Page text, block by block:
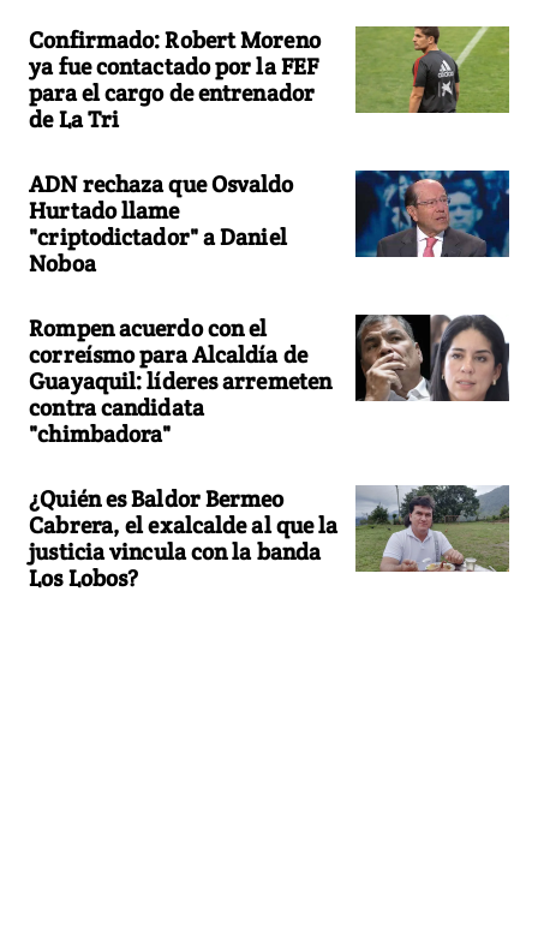
Confirmado: Robert Moreno
ya fue contactado por la FEF
para el cargo de entrenador
de La Tri
ADN rechaza que Osvaldo
Hurtado llame
"criptodictador" a Daniel
Noboa
Rompen acuerdo con el
correísmo para Alcaldía de
Guayaquil: líderes arremeten
contra candidata
"chimbadora"
¿Quién es Baldor Bermeo
Cabrera, el exalcalde al que la
justicia vincula con la banda
Los Lobos?